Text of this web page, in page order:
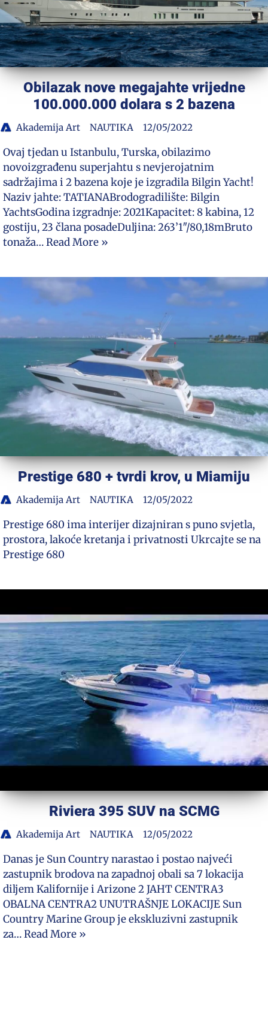
Obilazak nove megajahte vrijedne
100.000.000 dolara s 2 bazena
Akademija Art NAUTIKA 12/05/2022
Ovaj tjedan u Istanbulu, Turska, obilazimo
novoizgrađenu superjahtu s nevjerojatnim
sadržajima i 2 bazena koje je izgradila Bilgin Yacht!
Naziv jahte: TATIANABrodogradilište: Bilgin
YachtsGodina izgradnje: 2021Kapacitet: 8 kabina, 12
gostiju, 23 člana posadeDuljina: 263’1″/80,18mBruto
tonaža…Read More »
Prestige 680 + tvrdi krov, u Miamiju
Akademija Art NAUTIKA 12/05/2022
Prestige 680 ima interijer dizajniran s puno svjetla,
prostora, lakoće kretanja i privatnosti Ukrcajte se na
Prestige 680
Riviera 395 SUV na SCMG
Akademija Art NAUTIKA 12/05/2022
Danas je Sun Country narastao i postao najveći
zastupnik brodova na zapadnoj obali sa 7 lokacija
diljem Kalifornije i Arizone 2 JAHT CENTRA3
OBALNA CENTRA2 UNUTRAŠNJE LOKACIJE Sun
Country Marine Group je ekskluzivni zastupnik
za…Read More »